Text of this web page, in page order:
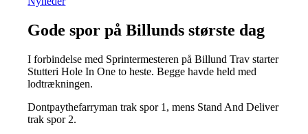
Gode spor på Billunds største dag
I forbindelse med Sprintermesteren på Billund Trav starter
Stutteri Hole In One to heste. Begge havde held med
lodtrækningen.
Dontpaythefarryman trak spor 1, mens Stand And Deliver
trak spor 2.